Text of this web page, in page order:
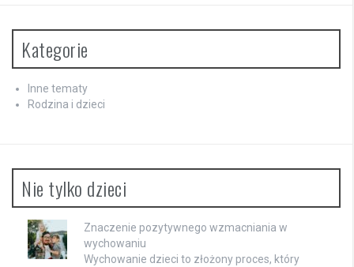
Kategorie
Inne tematy
Rodzina i dzieci
Nie tylko dzieci
Znaczenie pozytywnego wzmacniania w
wychowaniu
Wychowanie dzieci to złożony proces, który